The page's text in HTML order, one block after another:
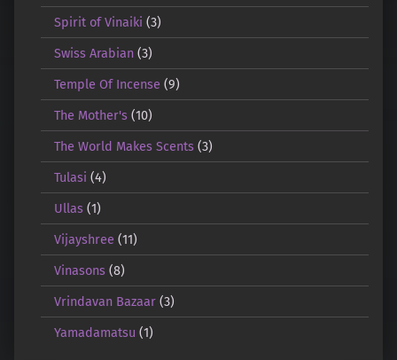
Spirit of Vinaiki (3)
Swiss Arabian(3)
Temple Of Incense (9)
The Mother's(10)
The World Makes Scents(3)
Tulasi (4)
Ullas(1)
Vijayshree (11)
Vinasons(8)
Vrindavan Bazaar(3)
Yamadamatsu (1)